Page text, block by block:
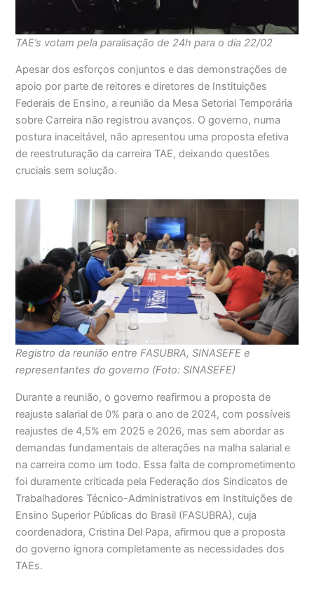
TAE’s votam pela paralisação de 24h para o dia 22/02
Apesar dos esforços conjuntos e das demonstrações de
apoio por parte de reitores e diretores de Instituições
Federais de Ensino, a reunião da Mesa Setorial Temporária
sobre Carreira não registrou avanços. O governo, numa
postura inaceitável, não apresentou uma proposta efetiva
de reestruturação da carreira TAE, deixando questões
cruciais sem solução.
Registro da reunião entre FASUBRA, SINASEFE e
representantes do governo (Foto: SINASEFE)
Durante a reunião, o governo reafirmou a proposta de
reajuste salarial de 0% para o ano de 2024, com possíveis
reajustes de 4,5% em 2025 e 2026, mas sem abordar as
demandas fundamentais de alterações na malha salarial e
na carreira como um todo. Essa falta de comprometimento
foi duramente criticada pela Federação dos Sindicatos de
Trabalhadores Técnico-Administrativos em Instituições de
Ensino Superior Públicas do Brasil (FASUBRA), cuja
coordenadora, Cristina Del Papa, afirmou que a proposta
do governo ignora completamente as necessidades dos
TAEs.